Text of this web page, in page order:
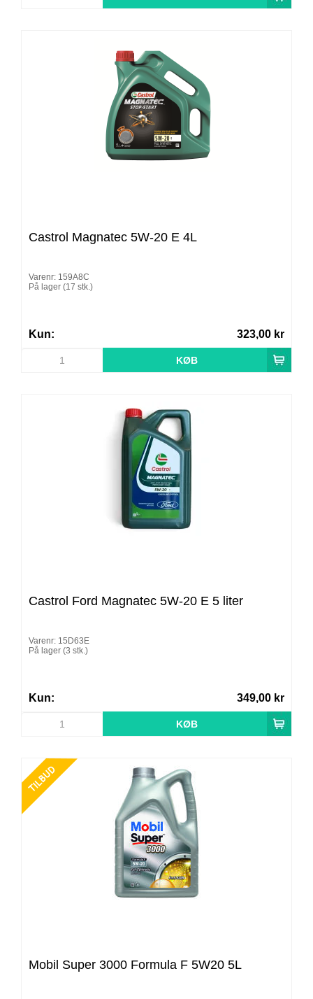
Castrol Magnatec 5W-20 E 4L
Varenr: 159A8C
På lager (17 stk.)
Kun: 323,00 kr
Castrol Ford Magnatec 5W-20 E 5 liter
Varenr: 15D63E
På lager (3 stk.)
Kun: 349,00 kr
Mobil Super 3000 Formula F 5W20 5L